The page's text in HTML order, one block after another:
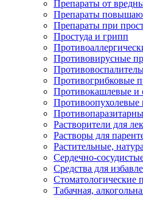
Препараты от
Препараты
Препараты при
Простуда и грипп
Противовирусные
Противогрибковые
Противокашлевые и
Противоопухолевые
Растворители для
Растворы для
Растительные,
Сердечно-
Средства для
Стоматологические
Табачная,